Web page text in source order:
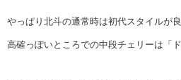
やっぱり北斗の通常時は初代スタイルが
高確っぽいところでの中段チェリーは「